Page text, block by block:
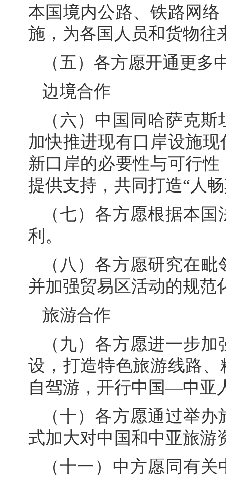
本国境内公路、铁路网
施，为各国人员和货物往
（五）各方愿开通更
边境合作
（六）中国同哈萨克
加快推进现有口岸设施
新口岸的必要性与可行
提供支持，共同打造“人
（七）各方愿根据本
利。
（八）各方愿研究在
并加强贸易区活动的规范
旅游合作
（九）各方愿进一步
设，打造特色旅游线路
自驾游，开行中国—中亚
（十）各方愿通过举
式加大对中国和中亚旅游
（十一）中方愿同有